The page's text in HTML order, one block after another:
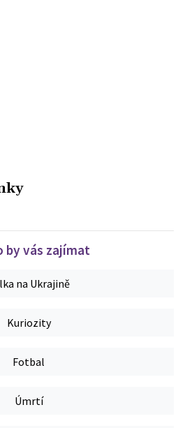
by vás zajímat
na Ukrajině
Kuriozity
Fotbal
Úmrtí